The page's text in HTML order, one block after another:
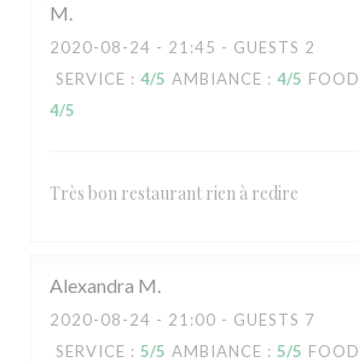
M
2020-08-24 - 21:45 - GUESTS 2
SERVICE : 4/5 AMBIANCE : 4/5 FOOD
4/5
Très bon restaurant rien à redire
Alexandra M
2020-08-24 - 21:00 - GUESTS 7
SERVICE : 5/5 AMBIANCE : 5/5 FOOD